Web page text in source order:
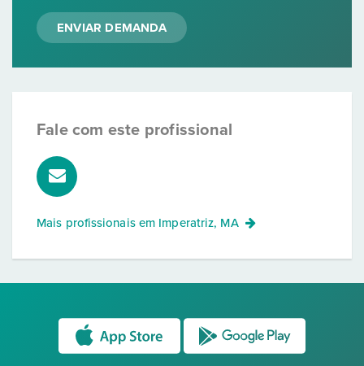
ENVIAR DEMANDA
Fale com este profissional
Mais profissionais em Imperatriz, MA